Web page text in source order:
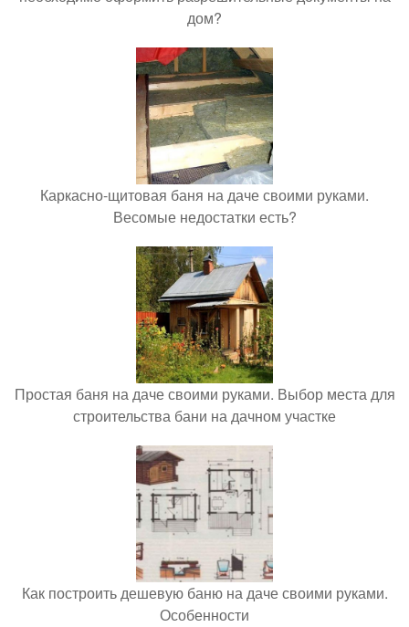
дом?
Каркасно-щитовая баня на даче своими руками.
Весомые недостатки есть?
Простая баня на даче своими руками. Выбор места для
строительства бани на дачном участке
Как построить дешевую баню на даче своими руками.
Особенности